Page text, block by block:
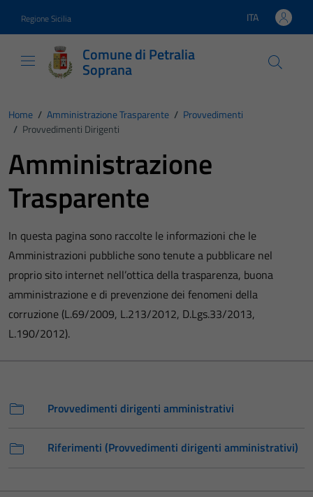
Regione Sicilia Lingua attiva:
ITA
Comune di Petralia
Soprana
Home / Amministrazione Trasparente / Provvedimenti
/ Provvedimenti Dirigenti
Amministrazione
Trasparente
In questa pagina sono raccolte le informazioni che le
Amministrazioni pubbliche sono tenute a pubblicare nel
proprio sito internet nell’ottica della trasparenza, buona
amministrazione e di prevenzione dei fenomeni della
corruzione (L.69/2009, L.213/2012, D.Lgs.33/2013,
L.190/2012).
Provvedimenti dirigenti amministrativi
Riferimenti (Provvedimenti dirigenti amministrativi)